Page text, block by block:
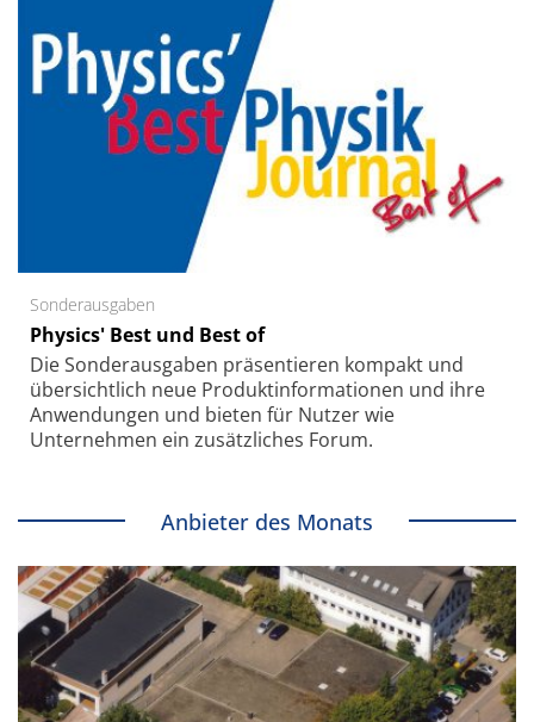
Sonderausgaben
Physics' Best und Best of
Die Sonder­ausgaben präsentieren kompakt und
übersichtlich neue Produkt­informationen und ihre
Anwendungen und bieten für Nutzer wie
Unternehmen ein zusätzliches Forum.
Anbieter des Monats